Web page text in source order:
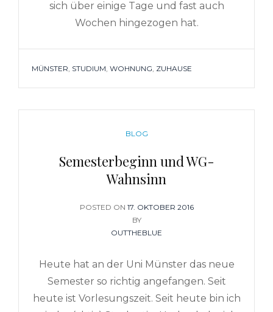
sich über einige Tage und fast auch
Wochen hingezogen hat.
TAGS
MÜNSTER STUDIUM WOHNUNG ZUHAUSE
CATEGORIES
BLOG
Semesterbeginn und WG-
Wahnsinn
POSTED ON POSTED
ON
17. OKTOBER 2016
BY
OUTTHEBLUE
Heute hat an der Uni Münster das neue
Semester so richtig angefangen. Seit
heute ist Vorlesungszeit. Seit heute bin ich